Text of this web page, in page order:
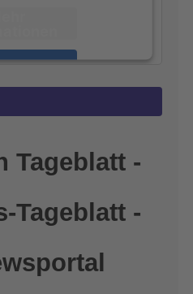
Tageblatt -
Tageblatt -